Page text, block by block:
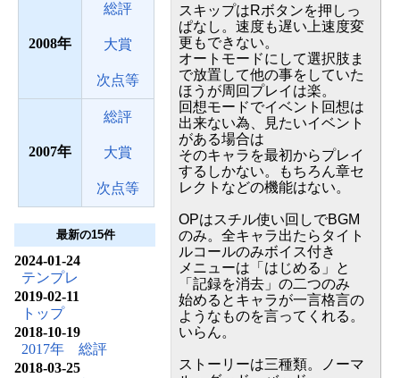
2008
総評
大賞
次点等
2007
総評
大賞
次点等
最新の15件
2024-01-24
テンプレ
2019-02-11
トップ
2018-10-19
2017年 総評
2018-03-25
スキップはRボタンを押しっ
ぱなし。速度も遅い上速度変
更もできない。
オートモードにして選択肢ま
で放置して他の事をしていた
ほうが周回プレイは楽。
回想モードでイベント回想は
出来ない為、見たいイベント
がある場合は
そのキャラを最初からプレイ
するしかない。もちろん章セ
レクトなどの機能はない。
OPはスチル使い回しでBGM
のみ。全キャラ出たらタイト
ルコールのみボイス付き
メニューは「はじめる」と
「記録を消去」の二つのみ
始めるとキャラが一言格言の
ようなものを言ってくれる。
いらん。
ストーリーは三種類。ノーマ